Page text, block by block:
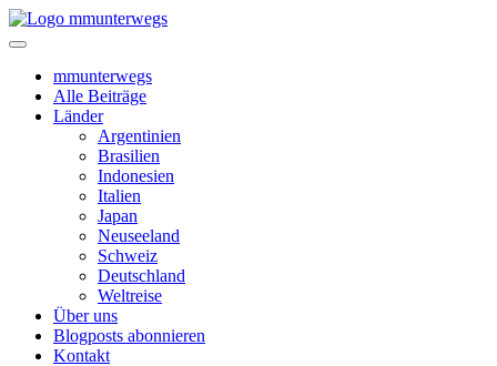
mmunterwegs
Alle Beiträge
Länder
Argentinien
Brasilien
Indonesien
Italien
Japan
Neuseeland
Schweiz
Deutschland
Weltreise
Über uns
Blogposts abonnieren
Kontakt